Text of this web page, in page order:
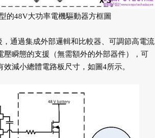
的48V大功率電機驅動器方框圖
，通過集成外部邏輯和比較器、可調節高電流
壓瞬態的支援（無需額外的外部器件），可
效減小總體電路板尺寸，如圖4所示。